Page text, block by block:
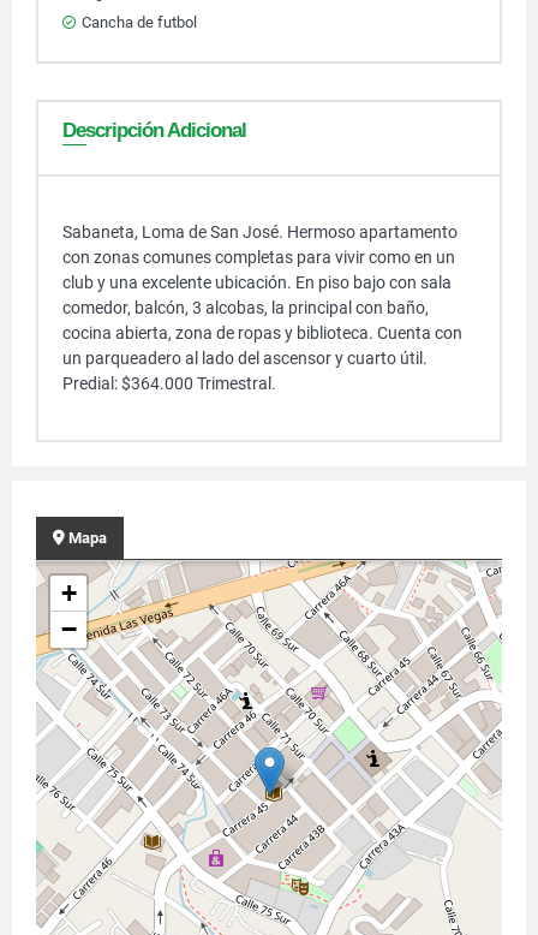
Cancha de futbol
Descripción Adicional
Sabaneta, Loma de San José. Hermoso apartamento
con zonas comunes completas para vivir como en un
club y una excelente ubicación. En piso bajo con sala
comedor, balcón, 3 alcobas, la principal con baño,
cocina abierta, zona de ropas y biblioteca. Cuenta con
un parqueadero al lado del ascensor y cuarto útil.
Predial: $364.000 Trimestral.
Mapa
+
−